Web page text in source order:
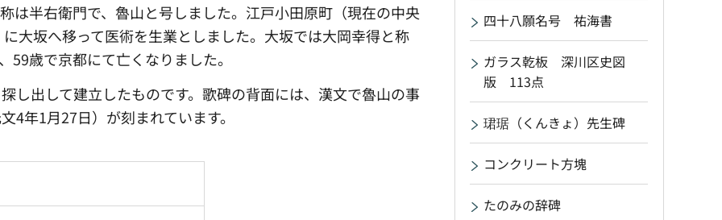
は半右衛門で、魯山と号しました。江戸小田原町（現在の中央
大坂へ移って医術を生業としました。大坂では大岡幸得と称
歳で京都にて亡くなりました。
し出して建立したものです。歌碑の背面には、漢文で魯山の事
4年1月27日）が刻まれています。
四十八願名号 祐海書
ガラス乾板 深川区史図
版 113点
珺琚（くんきょ）先生碑
コンクリート方塊
たのみの辞碑